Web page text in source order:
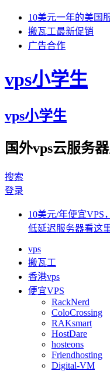
10美元一年的美国
搬瓦工最新促销
广告合作
vps小学生
vps小学生
国外vps云服务
搜索
登录
10美元/年便宜VPS
低延迟服务器看这
vps
搬瓦工
香港vps
便宜VPS
RackNerd
ColoCrossing
RAKsmart
HostDare
hosteons
Friendhosting
Digital-VM